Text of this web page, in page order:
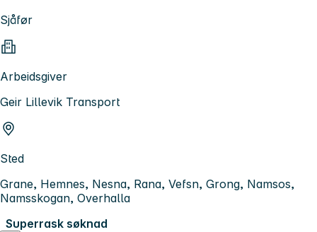
Sjåfør
Arbeidsgiver
Geir Lillevik Transport
Sted
Grane, Hemnes, Nesna, Rana, Vefsn, Grong, Namsos,
Namsskogan, Overhalla
Superrask søknad